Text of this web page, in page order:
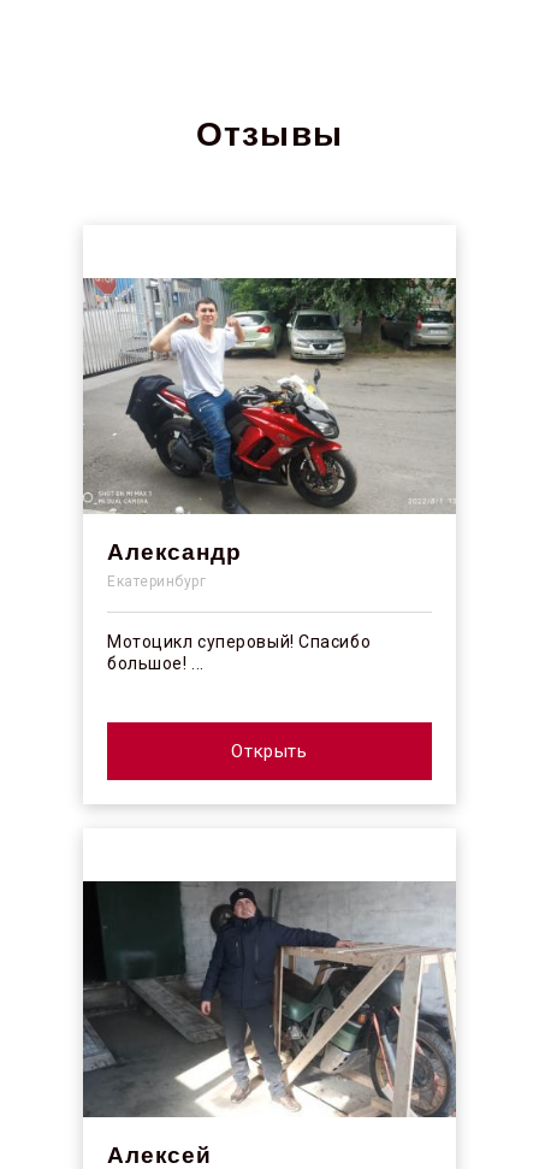
Отзывы
Александр
Екатеринбург
Мотоцикл суперовый! Спасибо
большое! ...
Открыть
Алексей